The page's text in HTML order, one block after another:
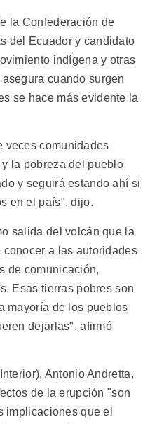
la Confederación de
del Ecuador y candidato
indígena y otras
cuando surgen
se hace más evidente la
veces comunidades
la pobreza del pueblo
y seguirá estando ahí si
en el país", dijo.
salida del volcán que la
conocer a las autoridades
de comunicación,
Esas tierras pobres son
mayoría de los pueblos
dejarlas", afirmó
Antonio Andretta,
de la erupción "son
implicaciones que el